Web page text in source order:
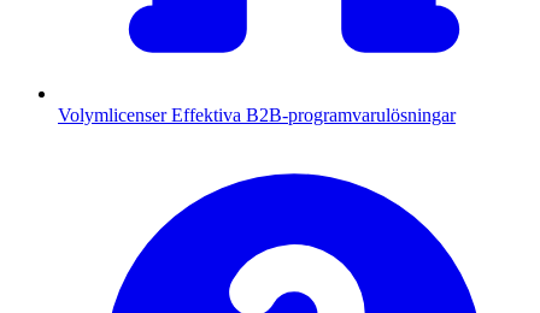
Volymlicenser Effektiva B2B-programvarulösningar